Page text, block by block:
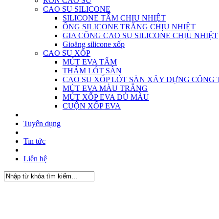
CAO SU SILICONE
SILICONE TẤM CHỊU NHIỆT
ỐNG SILICONE TRẮNG CHỊU NHIỆT
GIA CÔNG CAO SU SILICONE CHỊU NHIỆT
Gioăng silicone xốp
CAO SU XỐP
MÚT EVA TẤM
THẢM LÓT SÀN
CAO SU XỐP LÓT SÀN XÂY DỰNG CÔNG
MÚT EVA MÀU TRẮNG
MÚT XỐP EVA ĐỦ MÀU
CUỘN XỐP EVA
Tuyển dụng
Tin tức
Liên hệ